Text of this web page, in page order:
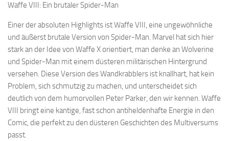
Waffe VIII: Ein brutaler Spider-Man
Einer der absoluten Highlights ist Waffe VIII, eine ungewöhnliche
und äußerst brutale Version von Spider-Man. Marvel hat sich hier
stark an der Idee von Waffe X orientiert, man denke an Wolverine
und Spider-Man mit einem düsteren militärischen Hintergrund
versehen. Diese Version des Wandkrabblers ist knallhart, hat kein
Problem, sich schmutzig zu machen, und unterscheidet sich
deutlich von dem humorvollen Peter Parker, den wir kennen. Waffe
VIII bringt eine kantige, fast schon antiheldenhafte Energie in den
Comic, die perfekt zu den düsteren Geschichten des Multiversums
passt.